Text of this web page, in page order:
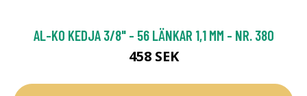
AL-KO KEDJA 3/8" - 56 LÄNKAR 1,1 MM - NR. 380
458 SEK